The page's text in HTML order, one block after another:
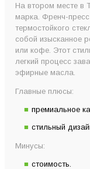
На втором месте в
марка. Френч-
термостойкого
собой изысканное
или кофе. Этот
легкий процесс
эфирные масла.
Главные плюсы:
премиальное
стильный
Минусы:
стоимость.